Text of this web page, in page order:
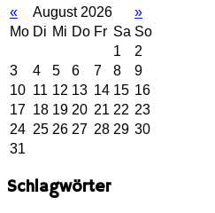
« August 2026
»
Mo Di Mi Do Fr Sa So
1
2
3
4 5 6 7 8
9
10 11 12 13 14 15 16
17 18 19 20 21 22 23
24 25 26 27 28 29 30
31
Schlagwörter